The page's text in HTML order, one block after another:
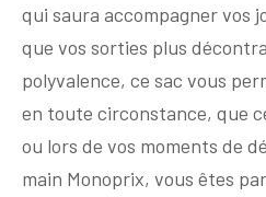
qui saura accompagner vos
que vos sorties plus
polyvalence, ce sac vous
en toute circonstance, que
ou lors de vos moments de
main Monoprix, vous êtes